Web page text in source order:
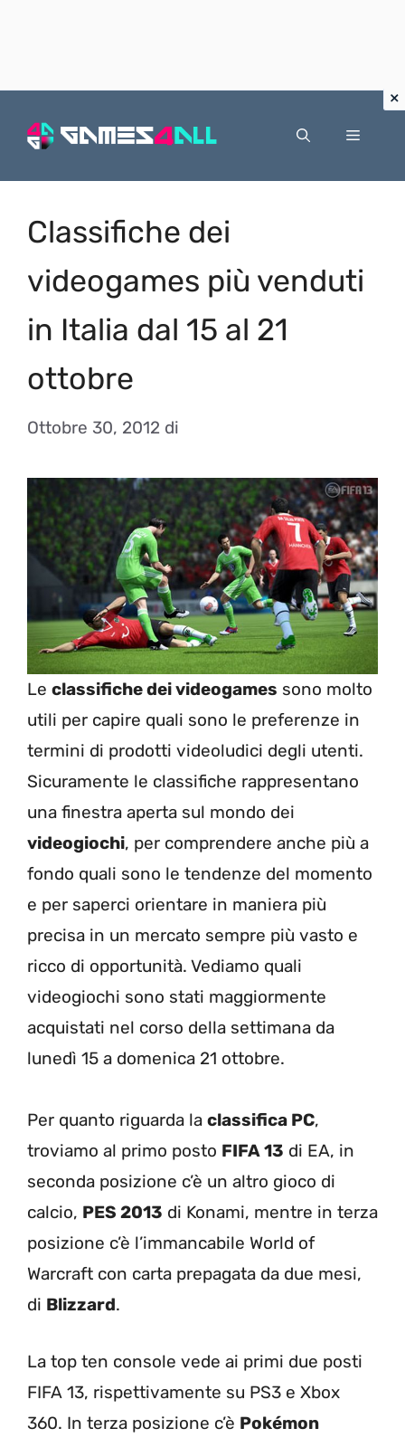
Menu
Classifiche dei
videogames più venduti
in Italia dal 15 al 21
ottobre
Ottobre 30, 2012 di
Le classifiche dei videogames sono molto
utili per capire quali sono le preferenze in
termini di prodotti videoludici degli utenti.
Sicuramente le classifiche rappresentano
una finestra aperta sul mondo dei
videogiochi, per comprendere anche più a
fondo quali sono le tendenze del momento
e per saperci orientare in maniera più
precisa in un mercato sempre più vasto e
ricco di opportunità. Vediamo quali
videogiochi sono stati maggiormente
acquistati nel corso della settimana da
lunedì 15 a domenica 21 ottobre.
Per quanto riguarda la classifica PC,
troviamo al primo posto FIFA 13 di EA, in
seconda posizione c’è un altro gioco di
calcio, PES 2013 di Konami, mentre in terza
posizione c’è l’immancabile World of
Warcraft con carta prepagata da due mesi,
di Blizzard.
La top ten console vede ai primi due posti
FIFA 13, rispettivamente su PS3 e Xbox
360. In terza posizione c’è Pokémon